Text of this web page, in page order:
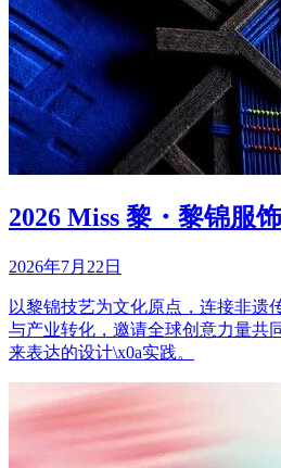
2026 Miss 黎・黎锦服
2026年7月22日
以黎锦技艺为文化原点，连接非遗
与产业转化，邀请全球创意力量共
来表达的设计\x0a实践。